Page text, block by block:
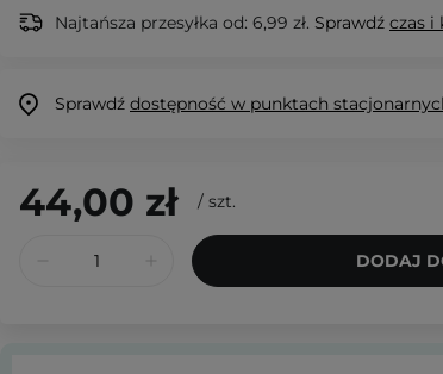
Najtańsza przesyłka od: 6,99 zł. Sprawdź czas i
Sprawdź dostępność w punktach
44,00 zł / szt.
DODAJ